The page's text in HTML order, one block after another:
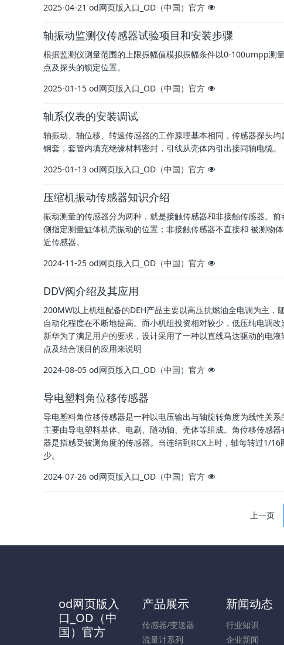
2025-04-21 od网页版入口_OD（中国）官方
轴振动监测仪传感器试验项目和安装步骤
根据监测仪测量范围的上限振幅值模拟振幅条件以0-100umpp
点及探头的锁定位置。
2025-01-15 od网页版入口_OD（中国）官方
轴系仪表的安装调试
轴振动、轴位移、转速传感器的工作原理基本相同，传感器探头
钢套，套管内填充绝缘材料密封，引线从壳体内引出接同轴电缆。
2025-01-13 od网页版入口_OD（中国）官方
压缩机振动传感器知识介绍
振动测量的传感器分为两种，就是接触传感器和非接触传感器。
侧指定测量缸体机壳振动的位置；非接触传感器不直接和 被测物
近传感器。
2024-11-25 od网页版入口_OD（中国）官方
DDV阀介绍及其应用
200MW以上机组配备的DEH产品主要以高压抗燃油全电调为主
自动化程度在不断地提高。而小机组投资相对较少，低压纯电调
新华为了满足用户的要求，设计采用了一种以直线马达驱动的电
点及结合顶目的应用来说明
2024-08-05 od网页版入口_OD（中国）官方
导电塑料角位移传感器
导电塑料角位移传感器是一种以电压输出与轴旋转角度为线性关
主要由导电塑料基体、电刷、随动轴、壳体等组成。角位移传感
器是指感受被测角度的传感器。当连结到RCX上时，轴每转过1/
少。
2024-07-26 od网页版入口_OD（中国）官方
上一页
od网页版入
口_OD（中
国）官方
产品展示
传感器/变送器
流量计系列
新闻动态
行业知识
企业新闻